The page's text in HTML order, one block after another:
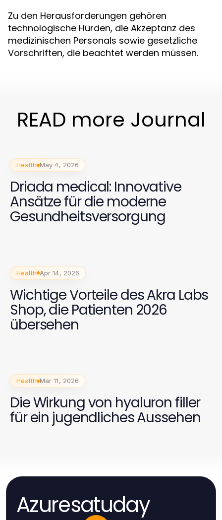
Zu den Herausforderungen gehören
technologische Hürden, die Akzeptanz des
medizinischen Personals sowie gesetzliche
Vorschriften, die beachtet werden müssen.
READ more Journal
Health May 4, 2026
Driada medical: Innovative
Ansätze für die moderne
Gesundheitsversorgung
Health Apr 14, 2026
Wichtige Vorteile des Akra Labs
Shop, die Patienten 2026
übersehen
Health Mar 11, 2026
Die Wirkung von hyaluron filler
für ein jugendliches Aussehen
Azuresatuday